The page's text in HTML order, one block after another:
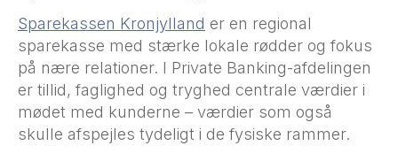
Sparekassen Kronjylland er en regional
sparekasse med stærke lokale rødder og fokus
på nære relationer. I Private Banking-afdelingen
er tillid, faglighed og tryghed centrale værdier i
mødet med kunderne – værdier som også
skulle afspejles tydeligt i de fysiske rammer.